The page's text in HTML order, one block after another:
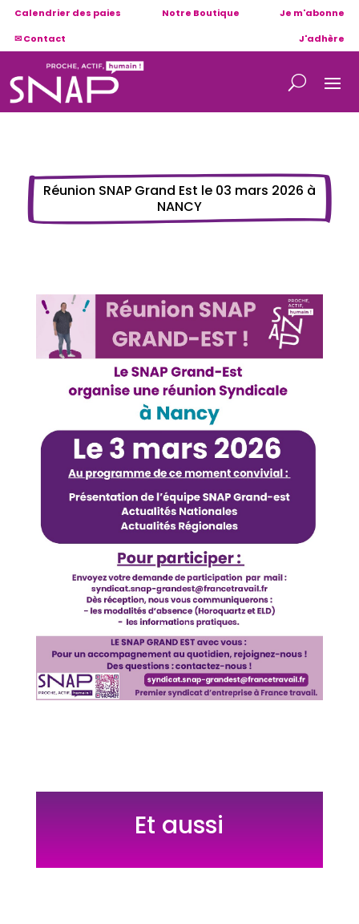
Calendrier des paies Notre Boutique
Je m'abonne
✉ Contact
J'adhère
Réunion SNAP Grand Est le 03 mars 2026 à
NANCY
Et aussi